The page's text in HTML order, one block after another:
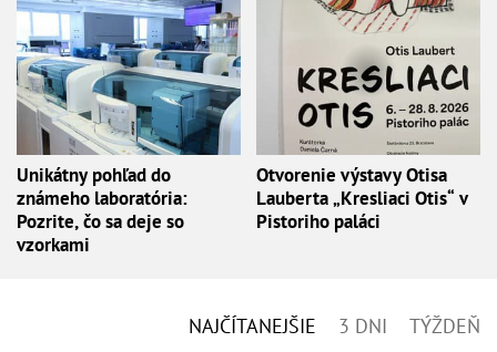
Unikátny pohľad do
známeho laboratória:
Pozrite, čo sa deje so
vzorkami
Otvorenie výstavy Otisa
Lauberta „Kresliaci Otis“ v
Pistoriho paláci
NAJČÍTANEJŠIE 3 DNI TÝŽDEŇ